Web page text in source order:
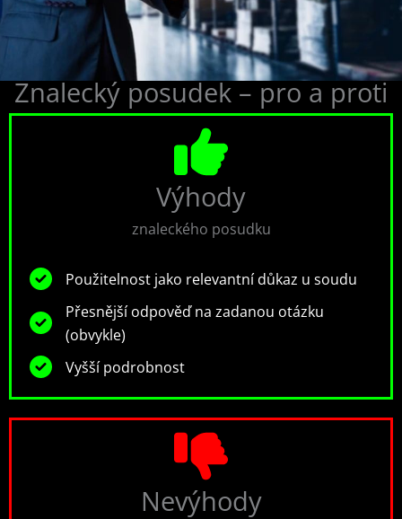
Znalecký posudek – pro a proti
Výhody
znaleckého posudku
Použitelnost jako relevantní důkaz u soudu
Přesnější odpověď na zadanou otázku
(obvykle)
Vyšší podrobnost
Nevýhody